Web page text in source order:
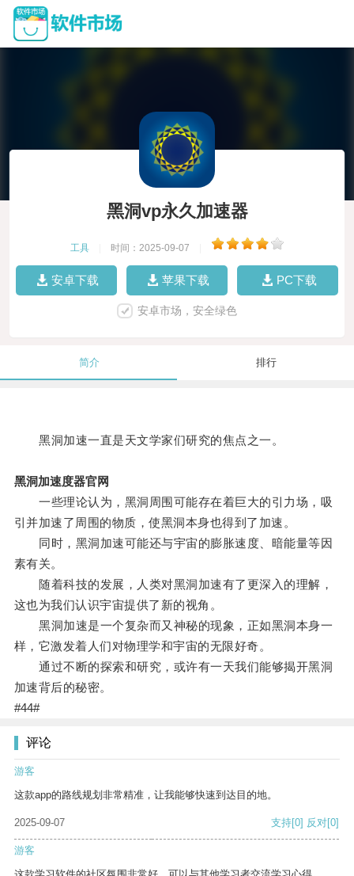
黑洞vp永久加速器
工具 时间：2025-09-07
安卓下载 苹果下载 PC下载
安卓市场，安全绿色
简介 排行
黑洞加速一直是天文学家们研究的焦点之一。
黑洞加速度器官网
一些理论认为，黑洞周围可能存在着巨大的引力场，吸
引并加速了周围的物质，使黑洞本身也得到了加速。
同时，黑洞加速可能还与宇宙的膨胀速度、暗能量等因
素有关。
随着科技的发展，人类对黑洞加速有了更深入的理解，
这也为我们认识宇宙提供了新的视角。
黑洞加速是一个复杂而又神秘的现象，正如黑洞本身一
样，它激发着人们对物理学和宇宙的无限好奇。
通过不断的探索和研究，或许有一天我们能够揭开黑洞
加速背后的秘密。
#44#
评论
游客
这款app的路线规划非常精准，让我能够快速到达目的地。
2025-09-07 支持[0] 反对[0]
游客